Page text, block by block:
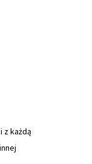
z każdą